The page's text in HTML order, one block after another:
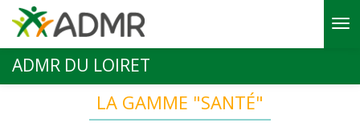
Aller au contenu principal
ADMR DU LOIRET
LA GAMME "SANTÉ"